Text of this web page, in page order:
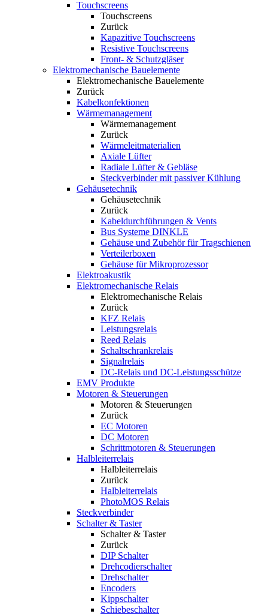
Touchscreens
Touchscreens
Zurück
Kapazitive Touchscreens
Resistive Touchscreens
Front- & Schutzgläser
Elektromechanische Bauelemente
Elektromechanische Bauelemente
Zurück
Kabelkonfektionen
Wärmemanagement
Wärmemanagement
Zurück
Wärmeleitmaterialien
Axiale Lüfter
Radiale Lüfter & Gebläse
Steckverbinder mit passiver Kühlung
Gehäusetechnik
Gehäusetechnik
Zurück
Kabeldurchführungen & Vents
Bus Systeme DINKLE
Gehäuse und Zubehör für Tragschienen
Verteilerboxen
Gehäuse für Mikroprozessor
Elektroakustik
Elektromechanische Relais
Elektromechanische Relais
Zurück
KFZ Relais
Leistungsrelais
Reed Relais
Schaltschrankrelais
Signalrelais
DC-Relais und DC-Leistungsschütze
EMV Produkte
Motoren & Steuerungen
Motoren & Steuerungen
Zurück
EC Motoren
DC Motoren
Schrittmotoren & Steuerungen
Halbleiterrelais
Halbleiterrelais
Zurück
Halbleiterrelais
PhotoMOS Relais
Steckverbinder
Schalter & Taster
Schalter & Taster
Zurück
DIP Schalter
Drehcodierschalter
Drehschalter
Encoders
Kippschalter
Schiebeschalter